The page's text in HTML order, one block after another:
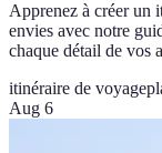
Apprenez à créer un
envies avec notre
chaque détail de vos
itinéraire de voyage
Aug 6